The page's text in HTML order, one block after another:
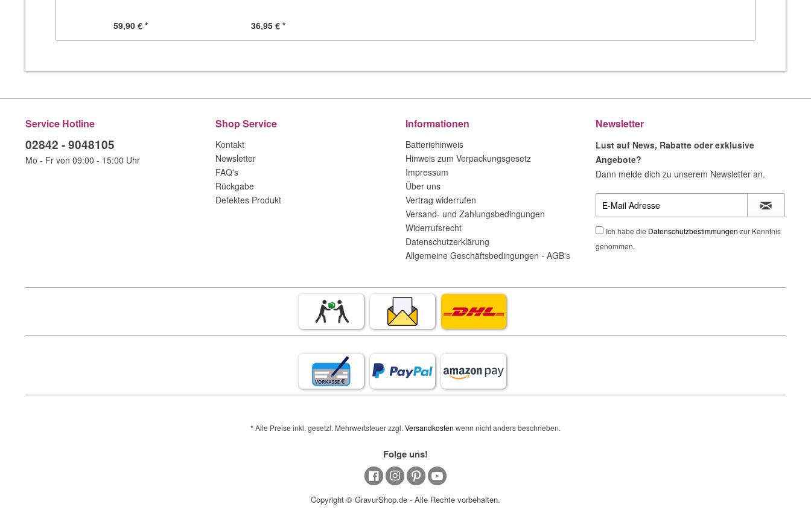
59,90 € * 36,95 € *
Service Hotline
02842 - 9048105
Mo - Fr von 09:00 - 15:00 Uhr
Shop Service
Kontakt
Newsletter
FAQ's
Rückgabe
Defektes Produkt
Informationen
Batteriehinweis
Hinweis zum Verpackungsgesetz
Impressum
Über uns
Vertrag widerrufen
Versand- und Zahlungsbedingungen
Widerrufsrecht
Datenschutzerklärung
Allgemeine Geschäftsbedingungen - AGB's
Newsletter
Lust auf News, Rabatte oder exklusive
Angebote?
Dann melde dich zu unserem Newsletter an.
Ich habe die Datenschutzbestimmungen zur Kenntnis
genommen.
* Alle Preise inkl. gesetzl. Mehrwertsteuer zzgl. Versandkosten wenn nicht anders beschrieben.
Folge uns!
Copyright © GravurShop.de - Alle Rechte vorbehalten.